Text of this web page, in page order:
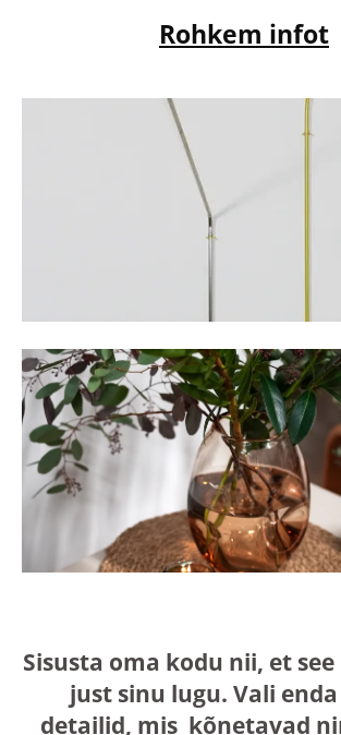
Rohkem infot
Sisusta oma kodu nii, et see
just sinu lugu. Vali
detailid, mis kõnetavad